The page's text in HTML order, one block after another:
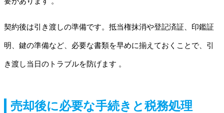
契約後は引き渡しの準備です。抵当権抹消や登記済証、印鑑証
明、鍵の準備など、必要な書類を早めに揃えておくことで、引
き渡し当日のトラブルを防げます 。
売却後に必要な手続きと税務処理